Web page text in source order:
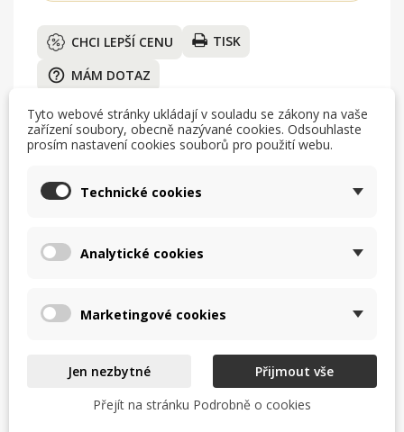
CHCI LEPŠÍ CENU TISK
help_outline MÁM DOTAZ
Popis
Sap kód: 00002051;
Výška netto [mm]: 900;
Hmotnost netto [kg]: 65.00;
Šířka brutto [mm]: 705;
Hloubka brutto [mm]: 725;
Tyto webové stránky ukládají v souladu se zákony na vaše
zařízení soubory, obecně nazývané cookies. Odsouhlaste
prosím nastavení cookies souborů pro použití webu.
Technické cookies
Analytické cookies
Marketingové cookies
Jen nezbytné
Přijmout vše
Přejít na stránku Podrobně o cookies